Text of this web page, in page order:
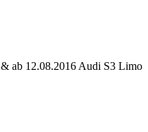
& ab 12.08.2016 Audi S3 Limo